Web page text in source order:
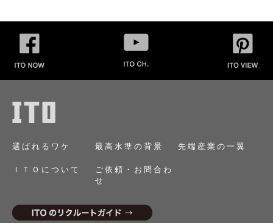
選ばれるワケ 最高水準の背景 先端産業の一翼
ＩＴＯについて
ご依頼・お問合わ
せ